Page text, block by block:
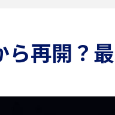
ら再開？